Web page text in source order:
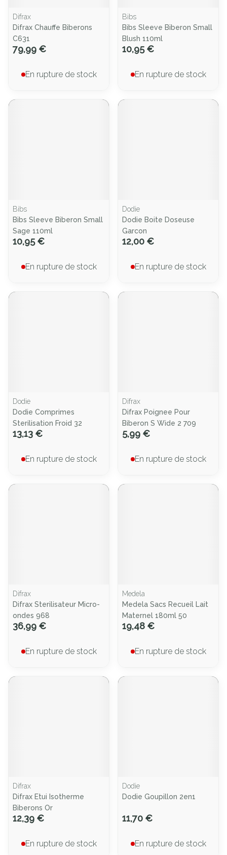
Difrax
Difrax Chauffe Biberons
C631
79,99 €
En rupture de stock
Bibs
Bibs Sleeve Biberon Small
Blush 110ml
10,95 €
En rupture de stock
Bibs
Bibs Sleeve Biberon Small
Sage 110ml
10,95 €
En rupture de stock
Dodie
Dodie Boite Doseuse
Garcon
12,00 €
En rupture de stock
Dodie
Dodie Comprimes
Sterilisation Froid 32
13,13 €
En rupture de stock
Difrax
Difrax Poignee Pour
Biberon S Wide 2 709
5,99 €
En rupture de stock
Difrax
Difrax Sterilisateur Micro-
ondes 968
36,99 €
En rupture de stock
Medela
Medela Sacs Recueil Lait
Maternel 180ml 50
19,48 €
En rupture de stock
Difrax
Difrax Etui Isotherme
Biberons Or
12,39 €
En rupture de stock
Dodie
Dodie Goupillon 2en1
11,70 €
En rupture de stock